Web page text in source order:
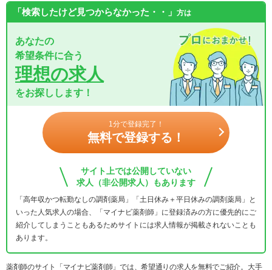
「検索したけど見つからなかった・・」 方は
あなたの
希望条件に合う
理想の求人
をお探しします！
1分で登録完了！
無料で登録する！
サイト上では公開していない
求人（非公開求人）もあります
「高年収かつ転勤なしの調剤薬局」「土日休み＋平日休みの調剤薬局」と
いった人気求人の場合、「マイナビ薬剤師」に登録済みの方に優先的にご
紹介してしまうこともあるためサイトには求人情報が掲載されないことも
あります。
薬剤師のサイト「マイナビ薬剤師」では、希望通りの求人を無料でご紹介。大手